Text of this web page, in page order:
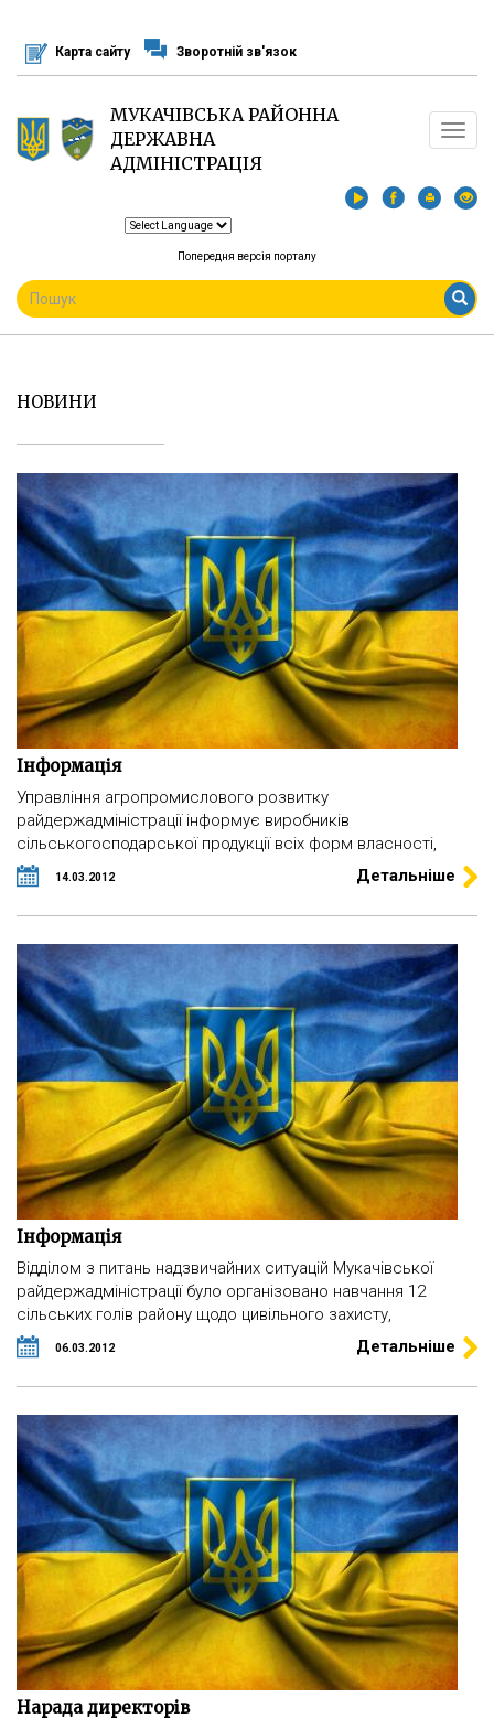
основного
матеріалу
Карта сайту Зворотній зв'язок
МУКАЧІВСЬКА РАЙОННА
ДЕРЖАВНА
АДМІНІСТРАЦІЯ
Toggle
Попередня версія порталу
ПОШУКОВА
ФОРМА
Пошук
НОВИНИ
Інформація
Управління агропромислового розвитку
райдержадміністрації інформує виробників
сільськогосподарської продукції всіх форм власності,
14.03.2012 Детальніше
Інформація
Відділом з питань надзвичайних ситуацій Мукачівської
райдержадміністрації було організовано навчання 12
сільських голів району щодо цивільного захисту,
06.03.2012 Детальніше
Нарада директорів